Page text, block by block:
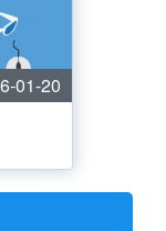
01-20